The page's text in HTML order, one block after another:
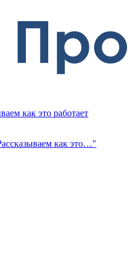
как это работает
как это…"